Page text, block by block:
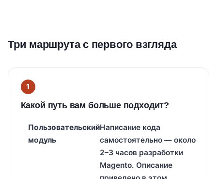
Три маршрута с первого взгляда
Какой путь вам больше подходит?
Пользовательский
модуль
Написание кода
самостоятельно — около
2–3 часов разработки
Magento. Описание